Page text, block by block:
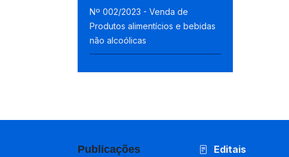
Nº 002/2023 - Venda de
Produtos alimentícios e bebidas
não alcoólicas
Publicações Editais